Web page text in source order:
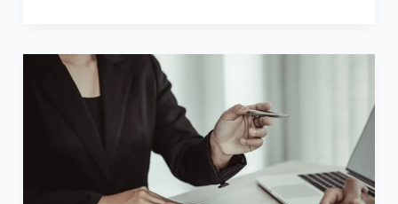
Comment
valoriser